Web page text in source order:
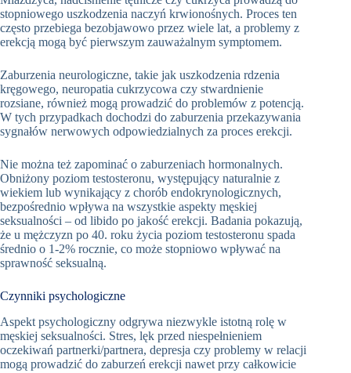
stopniowego uszkodzenia naczyń krwionośnych. Proces ten
często przebiega bezobjawowo przez wiele lat, a problemy z
erekcją mogą być pierwszym zauważalnym symptomem.
Zaburzenia neurologiczne, takie jak uszkodzenia rdzenia
kręgowego, neuropatia cukrzycowa czy stwardnienie
rozsiane, również mogą prowadzić do problemów z potencją.
W tych przypadkach dochodzi do zaburzenia przekazywania
sygnałów nerwowych odpowiedzialnych za proces erekcji.
Nie można też zapominać o zaburzeniach hormonalnych.
Obniżony poziom testosteronu, występujący naturalnie z
wiekiem lub wynikający z chorób endokrynologicznych,
bezpośrednio wpływa na wszystkie aspekty męskiej
seksualności – od libido po jakość erekcji. Badania pokazują,
że u mężczyzn po 40. roku życia poziom testosteronu spada
średnio o 1-2% rocznie, co może stopniowo wpływać na
sprawność seksualną.
Czynniki psychologiczne
Aspekt psychologiczny odgrywa niezwykle istotną rolę w
męskiej seksualności. Stres, lęk przed niespełnieniem
oczekiwań partnerki/partnera, depresja czy problemy w relacji
mogą prowadzić do zaburzeń erekcji nawet przy całkowicie